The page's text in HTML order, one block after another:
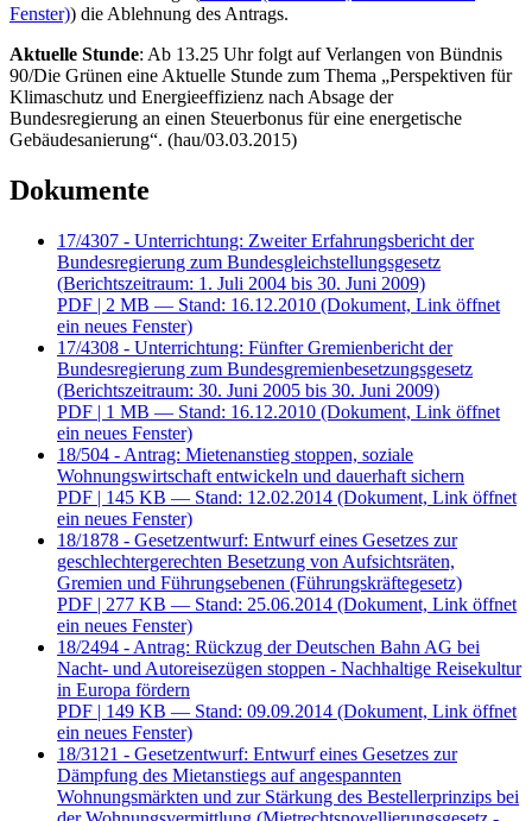
Fenster)) die Ablehnung des Antrags.
Aktuelle Stunde: Ab 13.25 Uhr folgt auf Verlangen von Bündnis
90/Die Grünen eine Aktuelle Stunde zum Thema „Perspektiven für
Klimaschutz und Energieeffizienz nach Absage der
Bundesregierung an einen Steuerbonus für eine energetische
Gebäudesanierung“. (hau/03.03.2015)
Dokumente
17/4307 - Unterrichtung: Zweiter Erfahrungsbericht der
Bundesregierung zum Bundesgleichstellungsgesetz
(Berichtszeitraum: 1. Juli 2004 bis 30. Juni 2009)
PDF | 2 MB — Stand: 16.12.2010 (Dokument, Link öffnet
ein neues Fenster)
17/4308 - Unterrichtung: Fünfter Gremienbericht der
Bundesregierung zum Bundesgremienbesetzungsgesetz
(Berichtszeitraum: 30. Juni 2005 bis 30. Juni 2009)
PDF | 1 MB — Stand: 16.12.2010 (Dokument, Link öffnet
ein neues Fenster)
18/504 - Antrag: Mietenanstieg stoppen, soziale
Wohnungswirtschaft entwickeln und dauerhaft sichern
PDF | 145 KB — Stand: 12.02.2014 (Dokument, Link öffnet
ein neues Fenster)
18/1878 - Gesetzentwurf: Entwurf eines Gesetzes zur
geschlechtergerechten Besetzung von Aufsichtsräten,
Gremien und Führungsebenen (Führungskräftegesetz)
PDF | 277 KB — Stand: 25.06.2014 (Dokument, Link öffnet
ein neues Fenster)
18/2494 - Antrag: Rückzug der Deutschen Bahn AG bei
Nacht- und Autoreisezügen stoppen - Nachhaltige Reisekultur
in Europa fördern
PDF | 149 KB — Stand: 09.09.2014 (Dokument, Link öffnet
ein neues Fenster)
18/3121 - Gesetzentwurf: Entwurf eines Gesetzes zur
Dämpfung des Mietanstiegs auf angespannten
Wohnungsmärkten und zur Stärkung des Bestellerprinzips bei